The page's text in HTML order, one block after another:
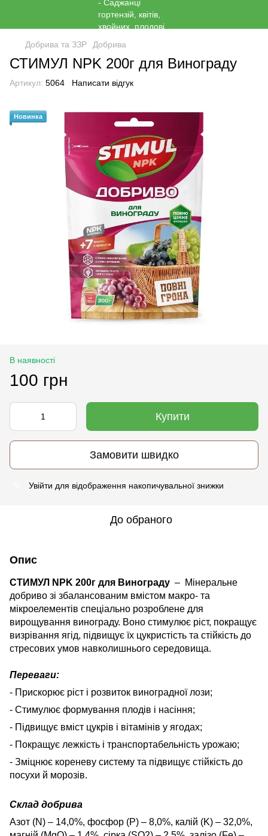
Добрива та ЗЗР Добрива
СТИМУЛ NPK 200г для Винограду
Артикул: 5064 Написати відгук
Новинка
В наявності
100 грн
Купити
Замовити швидко
Увійти для відображення накопичувальної знижки
До обраного
Опис
СТИМУЛ NPK 200г для Винограду – Мінеральне
добриво зі збалансованим вмістом макро- та
мікроелементів спеціально розроблене для
вирощування винограду. Воно стимулює ріст, покращує
визрівання ягід, підвищує їх цукристість та стійкість до
стресових умов навколишнього середовища.
Переваги:
- Прискорює ріст і розвиток виноградної лози;
- Стимулює формування плодів і насіння;
- Підвищує вміст цукрів і вітамінів у ягодах;
- Покращує лежкість і транспортабельність урожаю;
- Зміцнює кореневу систему та підвищує стійкість до
посухи й морозів.
Склад добрива
Азот (N) – 14,0%, фосфор (P) – 8,0%, калій (K) – 32,0%,